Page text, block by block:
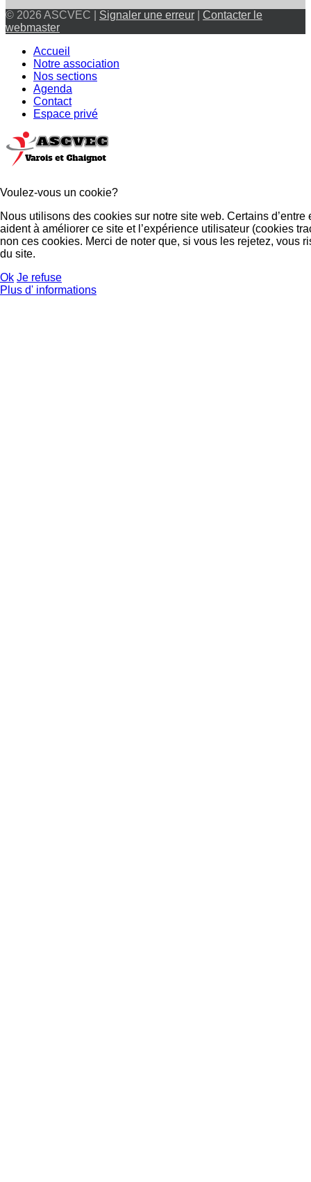
© 2026 ASCVEC | Signaler une erreur
Contacter le
webmaster
Accueil
Notre association
Nos sections
Agenda
Contact
Espace privé
Voulez-vous un cookie?
Nous utilisons des cookies sur notre site web. Certains
aident à améliorer ce site et l’expérience utilisateur (cookies
non ces cookies. Merci de noter que, si vous les rejetez, vous
du site.
Ok Je refuse
Plus d' informations